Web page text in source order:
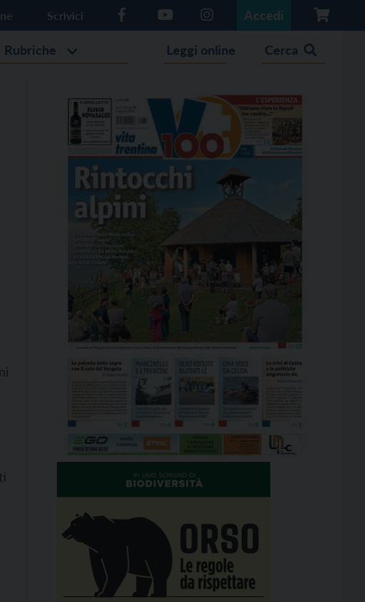
Scrivici Accedi
Rubriche Leggi online Cerca